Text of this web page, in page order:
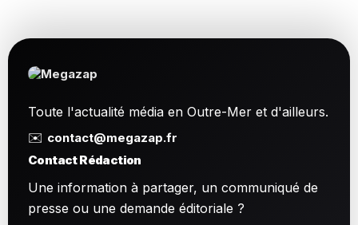
Toute l'actualité média en Outre-Mer et d'ailleurs.
✉️ contact@megazap.fr
Contact Rédaction
Une information à partager, un communiqué de
presse ou une demande éditoriale ?